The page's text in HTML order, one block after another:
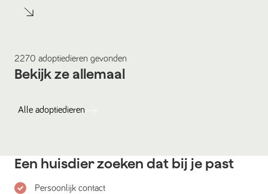
2270 adoptiedieren gevonden
Bekijk ze allemaal
Alle adoptiedieren
Een huisdier zoeken dat bij je past
Persoonlijk contact